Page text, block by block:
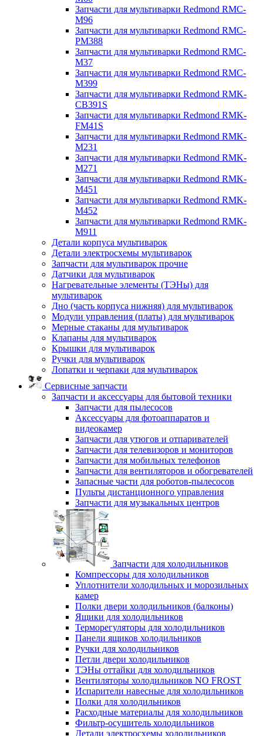
Запчасти для мультиварки Redmond RMC-
M96
Запчасти для мультиварки Redmond RMC-
PM388
Запчасти для мультиварки Redmond RMC-
M37
Запчасти для мультиварки Redmond RMC-
M399
Запчасти для мультиварки Redmond RMK-
CB391S
Запчасти для мультиварки Redmond RMK-
FM41S
Запчасти для мультиварки Redmond RMK-
M231
Запчасти для мультиварки Redmond RMK-
M271
Запчасти для мультиварки Redmond RMK-
M451
Запчасти для мультиварки Redmond RMK-
M452
Запчасти для мультиварки Redmond RMK-
M911
Детали корпуса мультиварок
Детали электросхемы мультиварок
Запчасти для мультиварок прочие
Датчики для мультиварок
Нагревательные элементы (ТЭНы) для
мультиварок
Дно (часть корпуса нижняя) для мультиварок
Модули управления (платы) для мультиварок
Мерные стаканы для мультиварок
Клапаны для мультиварок
Крышки для мультиварок
Ручки для мультиварок
Лопатки и черпаки для мультиварок
Сервисные запчасти
Запчасти и аксессуары для бытовой техники
Запчасти для пылесосов
Аксессуары для фотоаппаратов и
видеокамер
Запчасти для утюгов и отпаривателей
Запчасти для телевизоров и мониторов
Запчасти для мобильных телефонов
Запчасти для вентиляторов и обогревателей
Запасные части для роботов-пылесосов
Пульты дистанционного управления
Запчасти для музыкальных центров
Запчасти для холодильников
Компрессоры для холодильников
Уплотнители холодильных и морозильных
камер
Полки двери холодильников (балконы)
Ящики для холодильников
Терморегуляторы для холодильников
Панели ящиков холодильников
Ручки для холодильников
Петли двери холодильников
ТЭНы оттайки для холодильников
Вентиляторы холодильников NO FROST
Испарители навесные для холодильников
Полки для холодильников
Расходные материалы для холодильников
Фильтр-осушитель холодильников
Детали электросхемы холодильников